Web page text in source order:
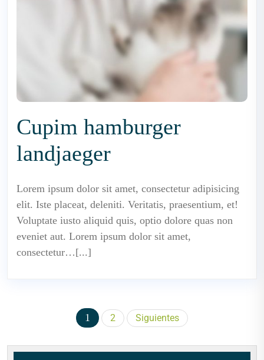
Cupim hamburger
landjaeger
Lorem ipsum dolor sit amet, consectetur adipisicing
elit. Iste placeat, deleniti. Veritatis, praesentium, et!
Voluptate iusto aliquid quis, optio dolore quas non
eveniet aut. Lorem ipsum dolor sit amet,
consectetur…[...]
Paginación
de
1 2 Siguientes